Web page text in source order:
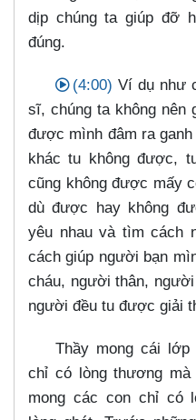
dịp chúng ta giúp đỡ
đúng.
(4:00) Ví dụ như
sĩ, chúng ta không nên
được mình đâm ra
khác tu không được,
cũng không được mấy
dù được hay không
yêu nhau và tìm cách
cách giúp người bạn
cháu, người thân,
người đều tu được giải
Thầy mong cái
chỉ có lòng thương mà
mong các con chỉ có